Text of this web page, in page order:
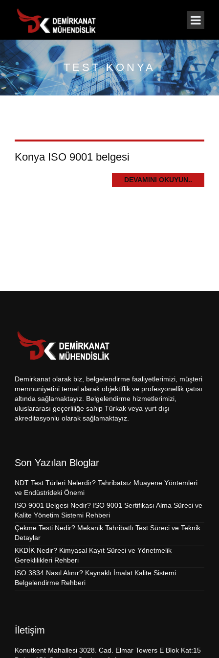
TEST KONYA
Konya ISO 9001 belgesi
DEVAMINI OKUYUN..
Demirkanat olarak biz, belgelendirme faaliyetlerimizi, müşteri
memnuniyetini temel alarak objektiflik ve profesyonellik çatısı
altında sağlamaktayız. Belgelendirme hizmetlerimizi,
uluslararası geçerliliğe sahip Türkak veya yurt dışı
akreditasyonlu olarak sağlamaktayız.
Son Yazılan Bloglar
NDT Test Türleri Nelerdir? Tahribatsız Muayene Yöntemleri
ve Endüstrideki Önemi
ISO 9001 Belgesi Nedir? ISO 9001 Sertifikası Alma Süreci ve
Kalite Yönetim Sistemi Rehberi
Çekme Testi Nedir? Mekanik Tahribatlı Test Süreci ve Teknik
Detaylar
KKDİK Nedir? Kimyasal Kayıt Süreci ve Yönetmelik
Gereklilikleri Rehberi
ISO 3834 Nasıl Alınır? Kaynaklı İmalat Kalite Sistemi
Belgelendirme Rehberi
İletişim
Konutkent Mahallesi 3028. Cad. Elmar Towers E Blok Kat:15